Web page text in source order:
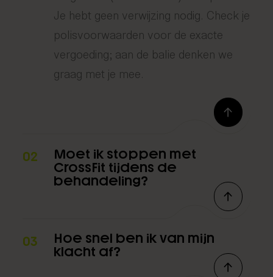
Je hebt geen verwijzing nodig. Check je
polisvoorwaarden voor de exacte
vergoeding; aan de balie denken we
graag met je mee.
02
Moet ik stoppen met
CrossFit tijdens de
behandeling?
03
Hoe snel ben ik van mijn
klacht af?